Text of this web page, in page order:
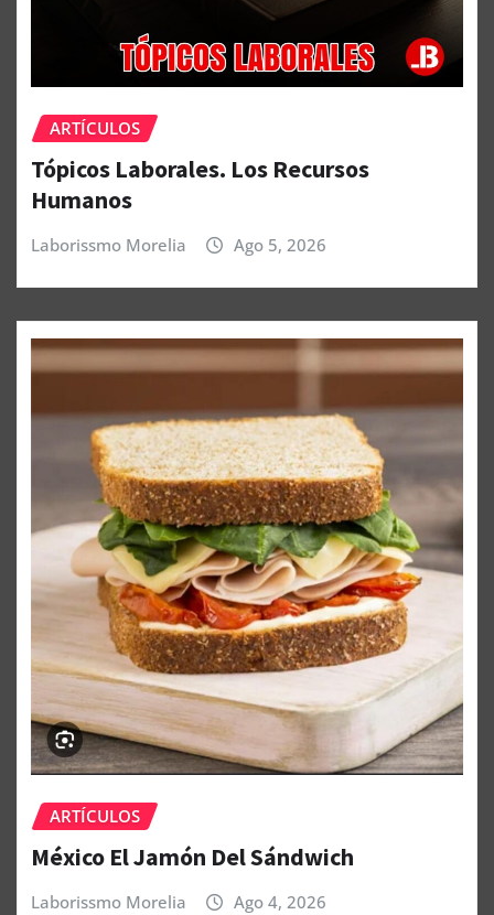
ARTÍCULOS
Tópicos Laborales. Los Recursos
Humanos
Laborissmo Morelia Ago 5, 2026
ARTÍCULOS
México El Jamón Del Sándwich
Laborissmo Morelia Ago 4, 2026